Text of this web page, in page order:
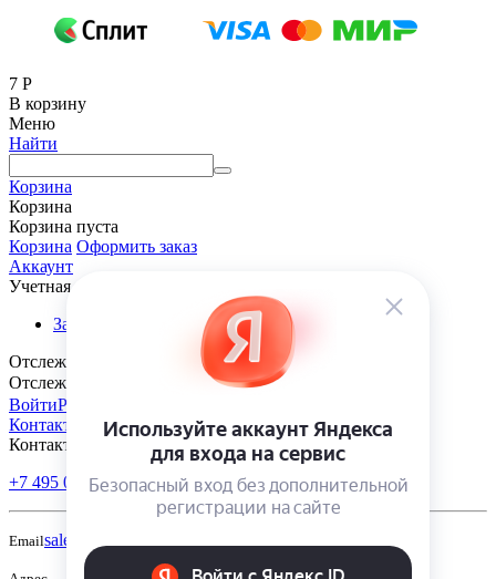
7 Р
В корзину
Меню
Найти
Корзина
Корзина
Корзина пуста
Корзина Оформить заказ
Аккаунт
Учетная запись
Заказы
Отслеживание заказа
Отслеживание заказа
ВойтиРегистрация
Контакты
Контакты
+7 495 005-70-10 +7 343 302-70-20 Пн-Пт: 9:00-18:00
Emailsales@polivmarket.com